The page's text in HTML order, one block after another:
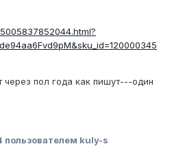
через пол года как пишут---один
пользователем kuly-s